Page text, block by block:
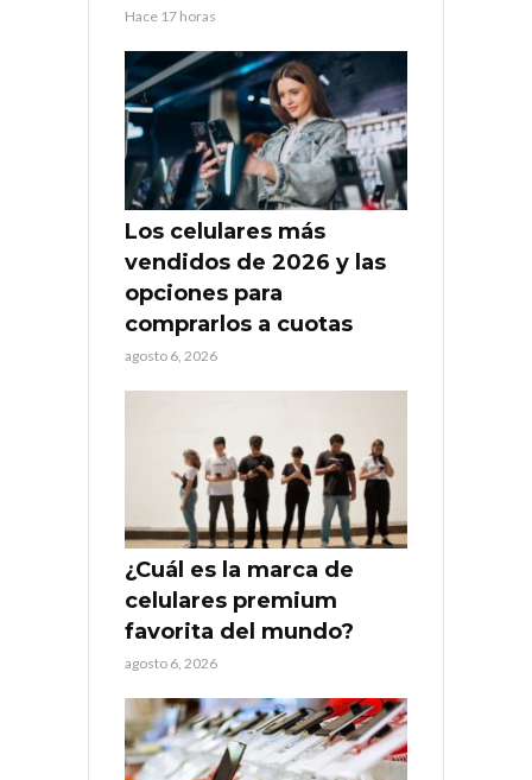
Hace 17 horas
Los celulares más
vendidos de 2026 y las
opciones para
comprarlos a cuotas
agosto 6, 2026
¿Cuál es la marca de
celulares premium
favorita del mundo?
agosto 6, 2026